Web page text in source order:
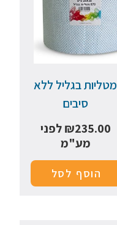
מטליות בגליל ללא
סיבים
₪235.00
לפני
מע"מ
הוסף לסל